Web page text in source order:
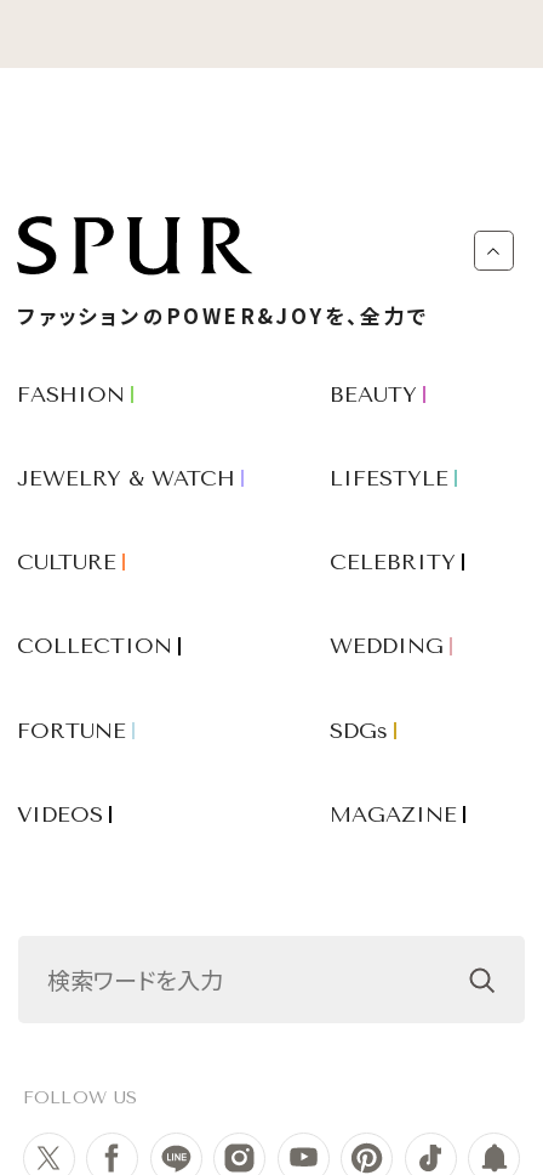
ファッションのPOWER&JOYを、全力で
FASHION BEAUTY
JEWELRY & WATCH LIFESTYLE
CULTURE CELEBRITY
COLLECTION WEDDING
FORTUNE SDGs
VIDEOS MAGAZINE
FOLLOW US